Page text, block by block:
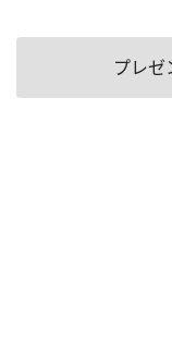
プレゼ